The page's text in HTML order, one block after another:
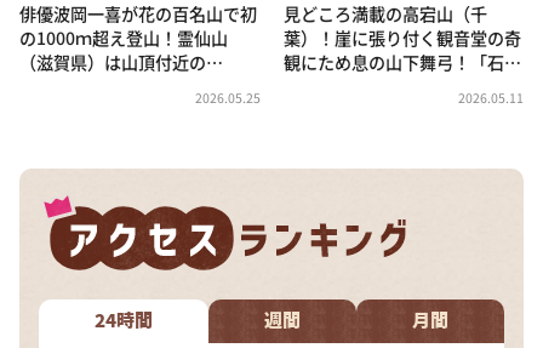
俳優波岡一喜が花の百名山で初
の1000ｍ超え登山！霊仙山
（滋賀県）は山頂付近の…
2026.05.25
見どころ満載の高宕山（千
葉）！崖に張り付く観音堂の奇
観にため息の山下舞弓！「石…
2026.05.11
24時間 週間 月間